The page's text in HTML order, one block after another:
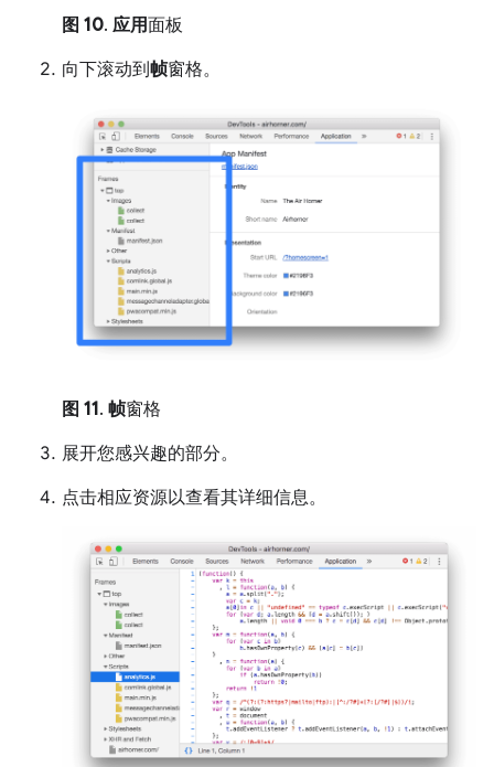
图 10. 应用面板
向下滚动到帧窗格。
图 11. 帧窗格
展开您感兴趣的部分。
点击相应资源以查看其详细信息。